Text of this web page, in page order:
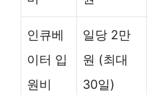
인큐베
이터 입
원비
일당 2만
원 (최대
30일)